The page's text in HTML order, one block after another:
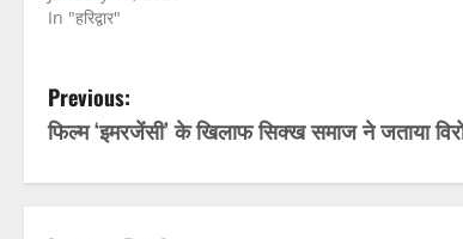
In "हरिद्वार"
P
o
s
Previous:
फिल्म ‘इमरजेंसी’ के खिलाफ सिक्ख समाज ने जताया